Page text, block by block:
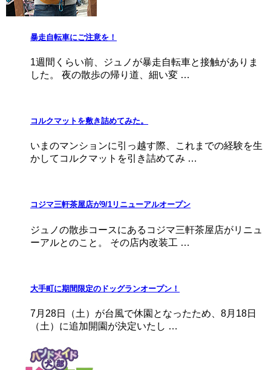
暴走自転車にご注意を！
1週間くらい前、ジュノが暴走自転車と接触がありま
した。 夜の散歩の帰り道、細い変 …
コルクマットを敷き詰めてみた。
いまのマンションに引っ越す際、これまでの経験を生
かしてコルクマットを引き詰めてみ …
コジマ三軒茶屋店が9/1リニューアルオープン
ジュノの散歩コースにあるコジマ三軒茶屋店がリニュ
ーアルとのこと。 その店内改装工 …
大手町に期間限定のドッグランオープン！
7月28日（土）が台風で休園となったため、8月18日
（土）に追加開園が決定いたし …